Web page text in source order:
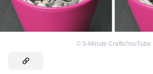
© 5-Minute Crafts/YouTube